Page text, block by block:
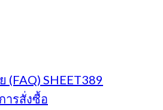
SHEET389
ารสั่งซื้อ